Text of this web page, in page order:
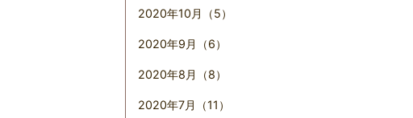
2020年10月（5）
2020年9月（6）
2020年8月（8）
2020年7月（11）